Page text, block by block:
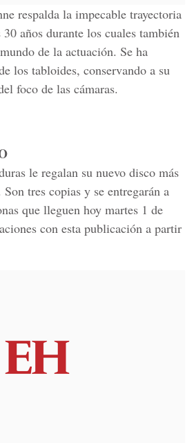
respalda la impecable trayectoria
años durante los cuales también
de la actuación. Se ha
los tabloides, conservando a su
foco de las cámaras.
le regalan su nuevo disco más
tres copias y se entregarán a
que lleguen hoy martes 1 de
con esta publicación a partir